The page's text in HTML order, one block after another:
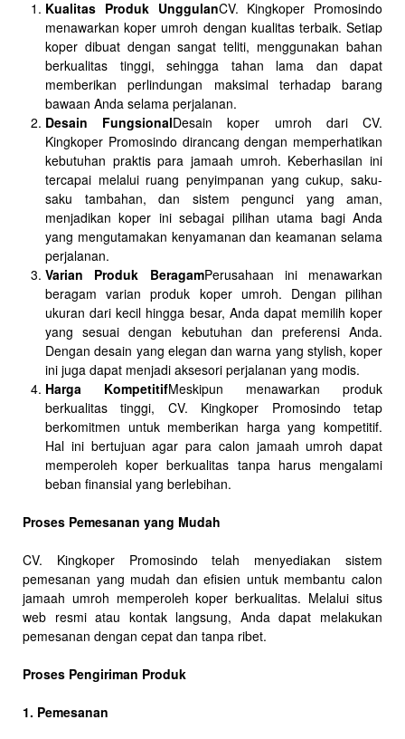
Kualitas Produk UnggulanCV. Kingkoper Promosindo
menawarkan koper umroh dengan kualitas terbaik. Setiap
koper dibuat dengan sangat teliti, menggunakan bahan
berkualitas tinggi, sehingga tahan lama dan dapat
memberikan perlindungan maksimal terhadap barang
bawaan Anda selama perjalanan.
Desain FungsionalDesain koper umroh dari CV.
Kingkoper Promosindo dirancang dengan memperhatikan
kebutuhan praktis para jamaah umroh. Keberhasilan ini
tercapai melalui ruang penyimpanan yang cukup, saku-
saku tambahan, dan sistem pengunci yang aman,
menjadikan koper ini sebagai pilihan utama bagi Anda
yang mengutamakan kenyamanan dan keamanan selama
perjalanan.
Varian Produk BeragamPerusahaan ini menawarkan
beragam varian produk koper umroh. Dengan pilihan
ukuran dari kecil hingga besar, Anda dapat memilih koper
yang sesuai dengan kebutuhan dan preferensi Anda.
Dengan desain yang elegan dan warna yang stylish, koper
ini juga dapat menjadi aksesori perjalanan yang modis.
Harga KompetitifMeskipun menawarkan produk
berkualitas tinggi, CV. Kingkoper Promosindo tetap
berkomitmen untuk memberikan harga yang kompetitif.
Hal ini bertujuan agar para calon jamaah umroh dapat
memperoleh koper berkualitas tanpa harus mengalami
beban finansial yang berlebihan.
Proses Pemesanan yang Mudah
CV. Kingkoper Promosindo telah menyediakan sistem
pemesanan yang mudah dan efisien untuk membantu calon
jamaah umroh memperoleh koper berkualitas. Melalui situs
web resmi atau kontak langsung, Anda dapat melakukan
pemesanan dengan cepat dan tanpa ribet.
Proses Pengiriman Produk
1. Pemesanan